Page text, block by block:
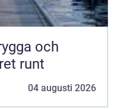
och
runt
04 augusti 2026